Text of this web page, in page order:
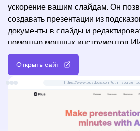
ускорение вашим слайдам. Он
создавать презентации из
документы в слайды и
помощью мощных инструментов
интегрируется с Google Slides и
вам создавать и настраивать
презентации за считаные минуты.
Открыть сайт
https://